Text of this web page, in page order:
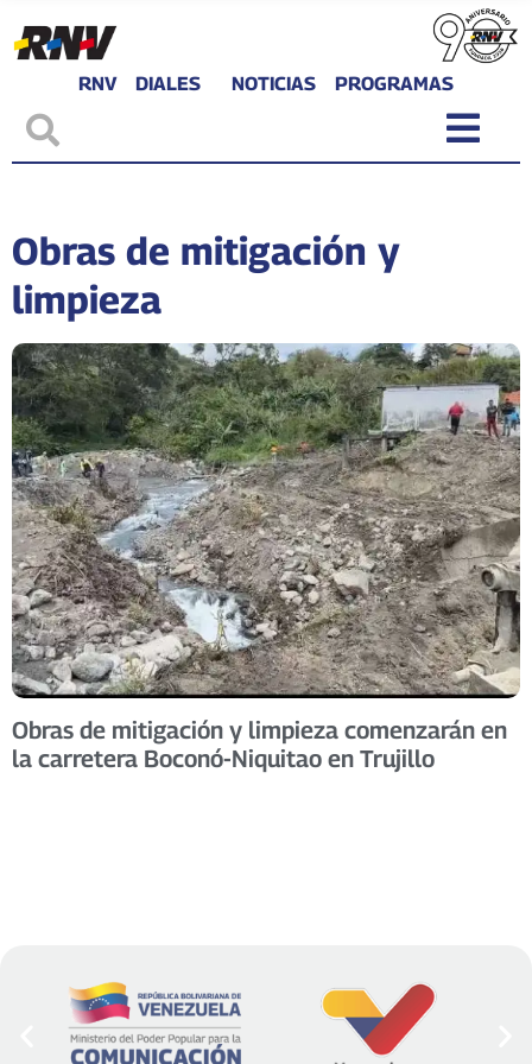
RNV DIALES NOTICIAS PROGRAMAS
Obras de mitigación y
limpieza
Obras de mitigación y limpieza comenzarán en
la carretera Boconó-Niquitao en Trujillo